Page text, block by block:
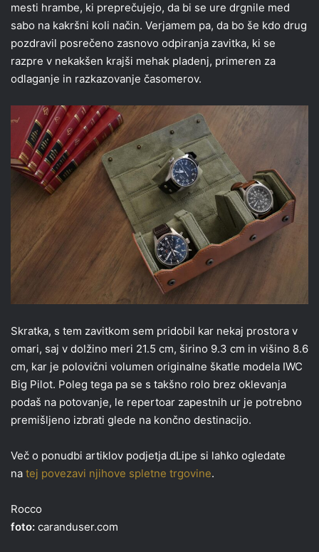
mesti hrambe, ki preprečujejo, da bi se ure drgnile med
sabo na kakršni koli način. Verjamem pa, da bo še kdo drug
pozdravil posrečeno zasnovo odpiranja zavitka, ki se
razpre v nekakšen krajši mehak pladenj, primeren za
odlaganje in razkazovanje časomerov.
Skratka, s tem zavitkom sem pridobil kar nekaj prostora v
omari, saj v dolžino meri 21.5 cm, širino 9.3 cm in višino 8.6
cm, kar je polovični volumen originalne škatle modela IWC
Big Pilot. Poleg tega pa se s takšno rolo brez oklevanja
podaš na potovanje, le repertoar zapestnih ur je potrebno
premišljeno izbrati glede na končno destinacijo.
Več o ponudbi artiklov podjetja dLipe si lahko ogledate
na tej povezavi njihove spletne trgovine.
Rocco
foto: caranduser.com